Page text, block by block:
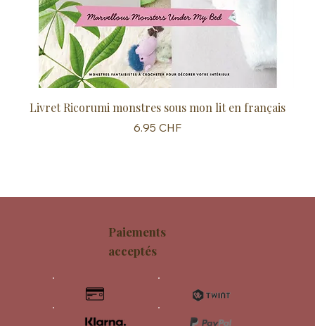
Livret Ricorumi monstres sous mon lit en français
Prix
6.95 CHF
Paiements
acceptés